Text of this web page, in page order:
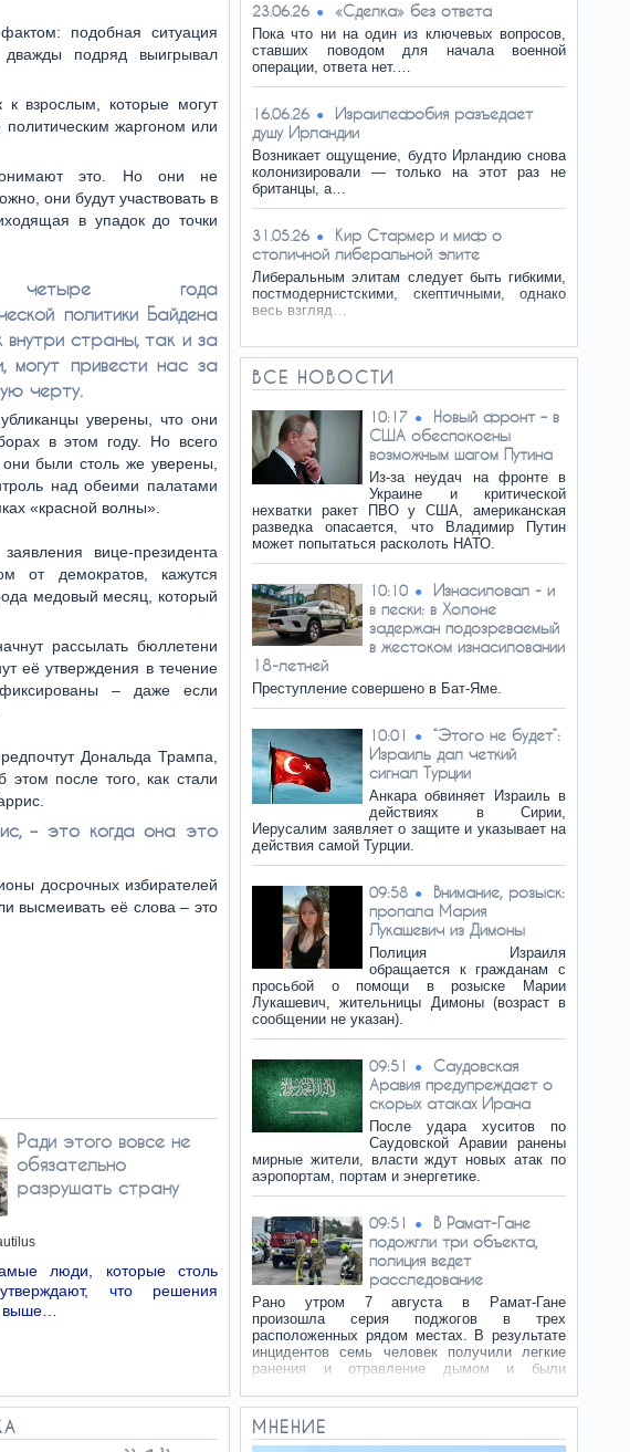
подобная ситуация
подряд выигрывал
взрослым, которые могут
жаргоном или
понимают это. Но они не
они будут участвовать в
в упадок до точки
года
политики Байдена
внутри страны, так и за
могут привести нас за
черту.
уверены, что они
в этом году. Но всего
были столь же уверены,
над обеими палатами
«красной волны».
вице-президента
от демократов, кажутся
медовый месяц, который
рассылать бюллетени
её утверждения в течение
– даже если
Дональда Трампа,
этом после того, как стали
– это когда она это
досрочных избирателей
высмеивать её слова – это
Ради этого вовсе не
обязательно
разрушать страну
люди, которые столь
что решения
выше…
23.06.26 «Сделка» без ответа
Пока что ни на один из ключевых вопросов,
ставших поводом для начала военной
операции, ответа нет.…
16.06.26
Израилефобия разъедает
душу Ирландии
Возникает ощущение, будто Ирландию снова
колонизировали — только на этот раз не
британцы, а…
31.05.26
Кир Стармер и миф о
столичной либеральной элите
Либеральным элитам следует быть гибкими,
постмодернистскими, скептичными, однако
весь взгляд…
ВСЕ НОВОСТИ
10:17
Новый фронт – в
США обеспокоены
возможным шагом Путина
Из-за неудач на фронте в
Украине и критической
нехватки ракет ПВО у США, американская
разведка опасается, что Владимир Путин
может попытаться расколоть НАТО.
10:10
Изнасиловал - и
в пески: в Холоне
задержан подозреваемый
в жестоком изнасиловании
18-летней
Преступление совершено в Бат-Яме.
10:01
“Этого не будет”:
Израиль дал четкий
сигнал Турции
Анкара обвиняет Израиль в
действиях в Сирии,
Иерусалим заявляет о защите и указывает на
действия самой Турции.
09:58
Внимание, розыск:
пропала Мария
Лукашевич из Димоны
Полиция Израиля
обращается к гражданам с
просьбой о помощи в розыске Марии
Лукашевич, жительницы Димоны (возраст в
сообщении не указан).
09:51
Саудовская
Аравия предупреждает о
скорых атаках Ирана
После удара хуситов по
Саудовской Аравии ранены
мирные жители, власти ждут новых атак по
аэропортам, портам и энергетике.
09:51
В Рамат-Гане
подожгли три объекта,
полиция ведет
расследование
Рано утром 7 августа в Рамат-Гане
произошла серия поджогов в трех
расположенных рядом местах. В результате
инцидентов семь человек получили легкие
ранения и отравление дымом и были
МНЕНИЕ